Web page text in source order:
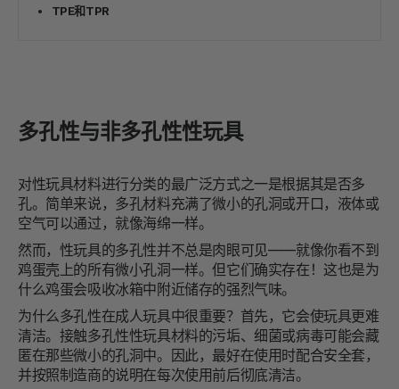
TPE和TPR
多孔性与非多孔性性玩具
对性玩具材料进行分类的最广泛方式之一是根据其是否多
孔。简单来说，多孔材料充满了微小的孔洞或开口，液体或
空气可以通过，就像海绵一样。
然而，性玩具的多孔性并不总是肉眼可见——就像你看不到
鸡蛋壳上的所有微小孔洞一样。但它们确实存在！这也是为
什么鸡蛋会吸收冰箱中附近储存的强烈气味。
为什么多孔性在成人玩具中很重要？首先，它会使玩具更难
清洁。接触多孔性性玩具材料的污垢、细菌或病毒可能会藏
匿在那些微小的孔洞中。因此，最好在使用时配合安全套，
并按照制造商的说明在每次使用前后彻底清洁。